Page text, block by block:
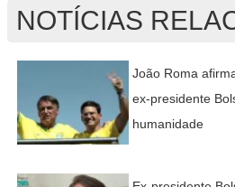
NOTÍCIAS
João Roma
ex-presidente
humanidade